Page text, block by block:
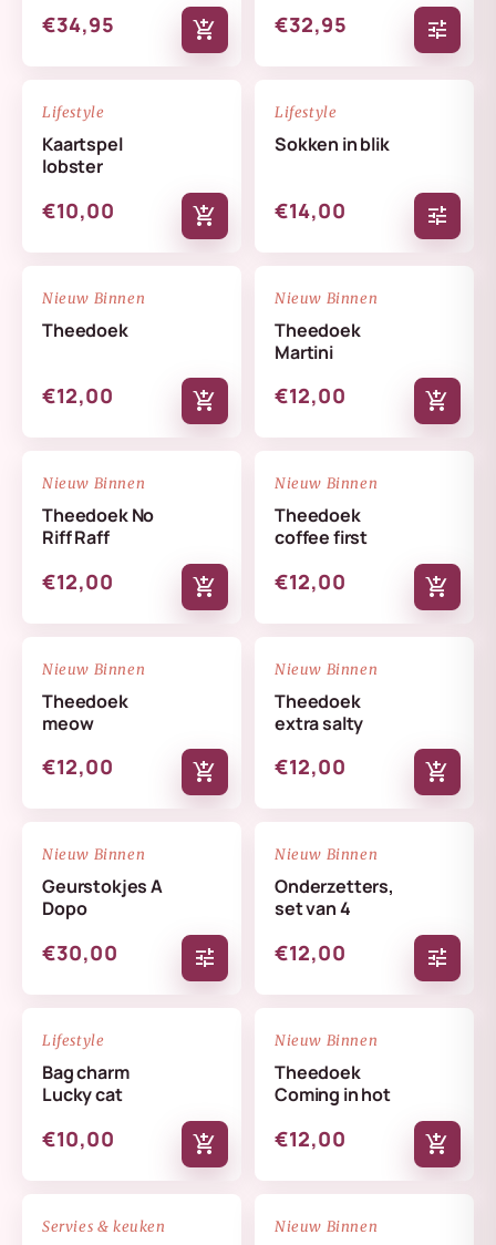
skyline
€34,95 add_shopping_cart €32,95 tune
NIEUW
Lifestyle
Kaartspel
lobster
€10,00 add_shopping_cart
NIEUW
Lifestyle
Sokken in blik
€14,00 tune
NIEUW
Nieuw Binnen
Theedoek
€12,00 add_shopping_cart
NIEUW
Nieuw Binnen
Theedoek
Martini
€12,00 add_shopping_cart
NIEUW
Nieuw Binnen
Theedoek No
Riff Raff
€12,00 add_shopping_cart
NIEUW
Nieuw Binnen
Theedoek
coffee first
€12,00 add_shopping_cart
NIEUW
Nieuw Binnen
Theedoek
meow
€12,00 add_shopping_cart
NIEUW
Nieuw Binnen
Theedoek
extra salty
€12,00 add_shopping_cart
NIEUW
Nieuw Binnen
Geurstokjes A
Dopo
€30,00 tune
NIEUW
Nieuw Binnen
Onderzetters,
set van 4
€12,00 tune
NIEUW
Lifestyle
Bag charm
Lucky cat
€10,00 add_shopping_cart
NIEUW
Nieuw Binnen
Theedoek
Coming in hot
€12,00 add_shopping_cart
NIEUW
Servies & keuken NIEUW
Nieuw Binnen